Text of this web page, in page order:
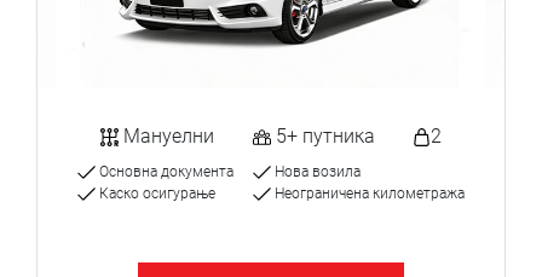
Мануелни 5+ путника 2
Основна документа
Каско осигурање
Нова возила
Неограничена километража